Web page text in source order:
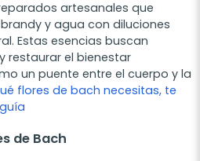
artesanales que
y agua con diluciones
Estas esencias buscan
restaurar el bienestar
un puente entre el cuerpo y la
flores de bach necesitas, te
de Bach